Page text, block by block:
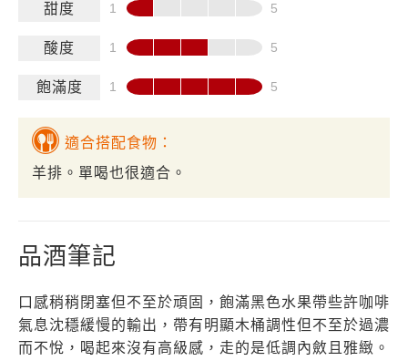
甜度
酸度
飽滿度
適合搭配食物：
羊排。單喝也很適合。
品酒筆記
口感稍稍閉塞但不至於頑固，飽滿黑色水果帶些許咖啡
氣息沈穩緩慢的輸出，帶有明顯木桶調性但不至於過濃
而不悅，喝起來沒有高級感，走的是低調內斂且雅緻。